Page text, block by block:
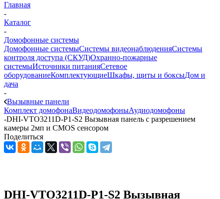
Главная
-
Каталог
-
Домофонные системы
Домофонные системыСистемы видеонаблюденияСистемы
контроля доступа (СКУД)Охранно-пожарные
системыИсточники питанияСетевое
оборудованиеКомплектующиеШкафы, щиты и боксыДом и
дача
-
Вызывные панели
Комплект домофонаВидеодомофоныАудиодомофоны
-DHI-VTO3211D-P1-S2 Вызывная панель с разрешением
камеры 2мп и CMOS сенсором
Поделиться
DHI-VTO3211D-P1-S2 Вызывная